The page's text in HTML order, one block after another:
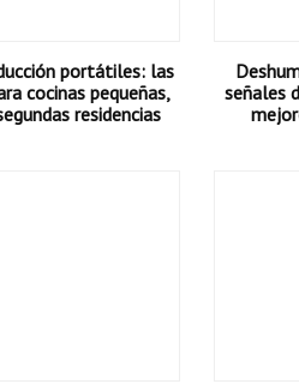
portátiles: las
cocinas pequeñas,
residencias
señales